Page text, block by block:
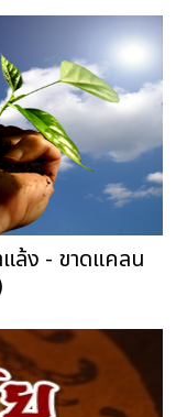
ล้ง - ขาดแคลน